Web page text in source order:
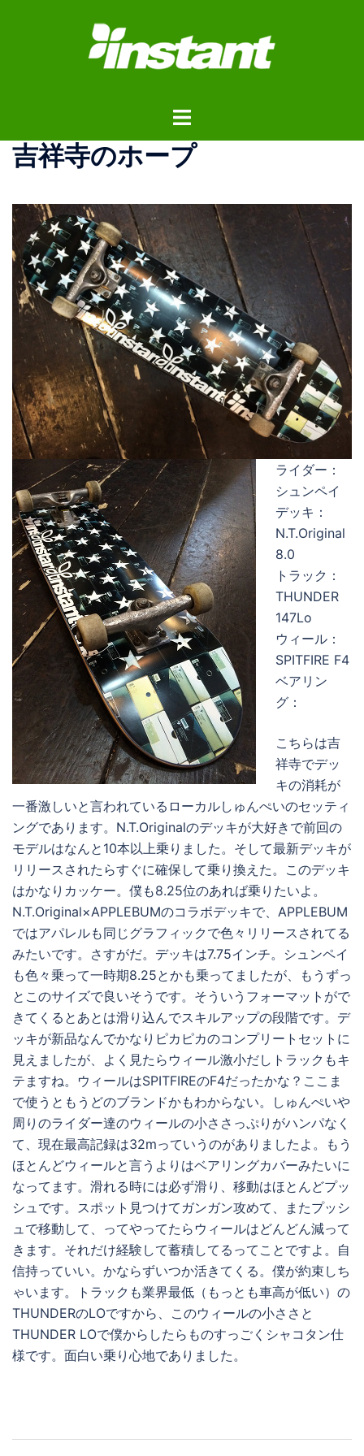
ス
ト
ル
ー
吉祥寺のホープ
ライダー：
シュンペイ
デッキ：
N.T.Original
8.0
トラック：
THUNDER
147Lo
ウィール：
SPITFIRE F4
ベアリン
グ：
こちらは吉
祥寺でデッ
キの消耗が
一番激しいと言われているローカルしゅんぺいのセッティ
ングであります。N.T.Originalのデッキが大好きで前回の
モデルはなんと10本以上乗りました。そして最新デッキが
リリースされたらすぐに確保して乗り換えた。このデッキ
はかなりカッケー。僕も8.25位のあれば乗りたいよ。
N.T.Original×APPLEBUMのコラボデッキで、APPLEBUM
ではアパレルも同じグラフィックで色々リリースされてる
みたいです。さすがだ。デッキは7.75インチ。シュンペイ
も色々乗って一時期8.25とかも乗ってましたが、もうずっ
とこのサイズで良いそうです。そういうフォーマットがで
きてくるとあとは滑り込んでスキルアップの段階です。デ
ッキが新品なんでかなりピカピカのコンプリートセットに
見えましたが、よく見たらウィール激小だしトラックもキ
テますね。ウィールはSPITFIREのF4だったかな？ここま
で使うともうどのブランドかもわからない。しゅんぺいや
周りのライダー達のウィールの小ささっぷりがハンパなく
て、現在最高記録は32mっていうのがありましたよ。もう
ほとんどウィールと言うよりはベアリングカバーみたいに
なってます。滑れる時には必ず滑り、移動はほとんどプッ
シュです。スポット見つけてガンガン攻めて、またプッシ
ュで移動して、ってやってたらウィールはどんどん減って
きます。それだけ経験して蓄積してるってことですよ。自
信持っていい。かならずいつか活きてくる。僕が約束しち
ゃいます。トラックも業界最低（もっとも車高が低い）の
THUNDERのLOですから、このウィールの小ささと
THUNDER LOで僕からしたらものすっごくシャコタン仕
様です。面白い乗り心地でありました。